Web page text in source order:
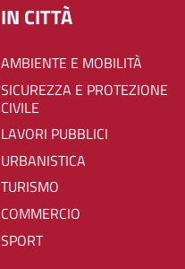
IN CITTÀ
AMBIENTE E MOBILITÀ
SICUREZZA E PROTEZIONE
CIVILE
LAVORI PUBBLICI
URBANISTICA
TURISMO
COMMERCIO
SPORT